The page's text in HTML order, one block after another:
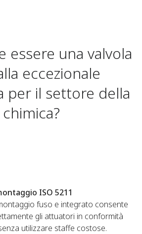
essere una valvola
eccezionale
per il settore della
chimica?
ISO 5211
fuso e integrato consente
gli attuatori in conformità
utilizzare staffe costose.